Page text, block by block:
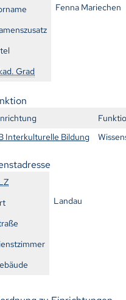
Fenna Mariechen
Grad
Interkulturelle Bildung
Landau